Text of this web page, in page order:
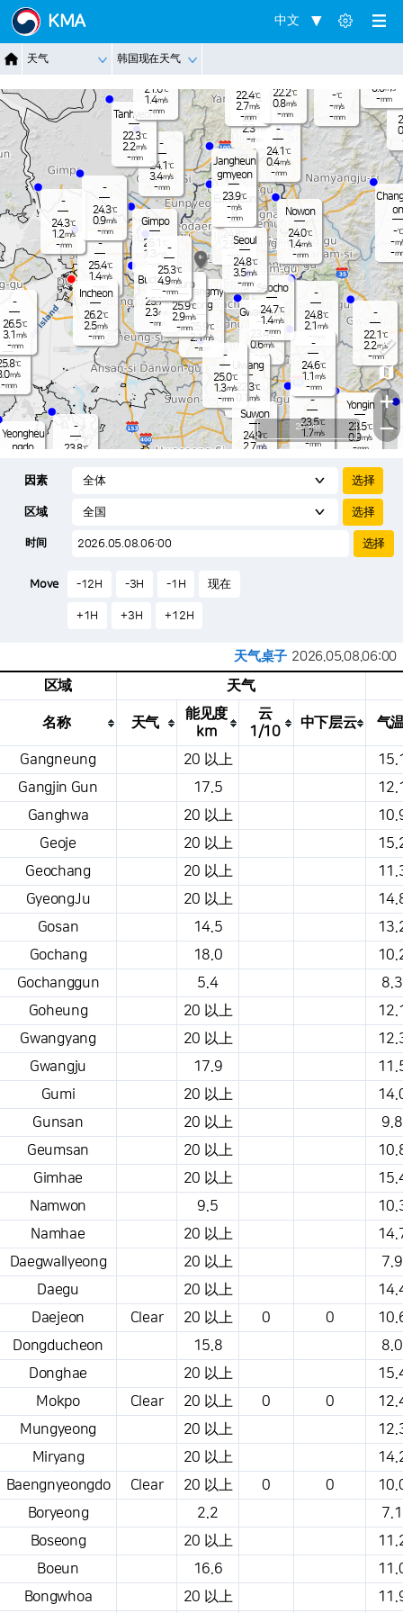
KMA 中文
天气 韩国现在天气
-
℃
m/s
-mm
Yeongheu
ngdo
m/s
Yangju
22.6
2.3m/s
-mm
Gwacheon
23.4℃
0.6m/s
-mm
Yongin
23.5℃
0.9m/s
-mm
-
22.1 ℃
2.2m/s
-mm
1.5m/s
-
23.8℃
-
25.4℃
1.4m/s
-mm
-
24.1 ℃
3.4m/s
-mm
Pocheon
-℃
-m/s
-mm
-
24.3℃
1.2m/s
-mm
on
-℃
-m/
-
Tanhyeon
22.3℃
2.2m/s
-mm
19.4
0.0m/s
-mm
Uiwang
22.3℃
0.1 m/s
-mm
Gimpo
25.1
1.3
-mm
Gwangmy
eong
25.9℃
2.1m/s
-mm
Bucheon
25.7℃
2.3m/s
-mm
-
24.3℃
0.9m/s
-mm
Guro
25.9℃
2.9m/s
-mm
Eunpyeon
g
24.8
2.5m/s
-mm
Nowon
24.0℃
1.4m/s
-mm
-
24.8℃
2.1 m/s
-mm
Seocho
24.7℃
1.4m/s
-mm
-
24.1 ℃
0.4m/s
-mm
-
23.5℃
1.7m/s
-mm
-
25.0℃
1.3m/s
-mm
-
24.6℃
1.1 m/s
-mm
Jangheun
gmyeon
23.9℃
-m/s
-mm
n
22.4℃
2.7m/s
-mm
21.4℃
1.3
-
-
26.5℃
3.1 m/s
-mm
-
25.3℃
4.9m/s
-mm
Suwon
24.9℃
2.7m/s
Incheon
26.2℃
2.5m/s
-mm
Seoul
24.8℃
3.5m/s
-mm
Paju
21.6℃
1.4m/s
-mm
22.2℃
0.8m/s
-mm
+
−
20 km
因素
区域
时间
Move -12H -3H -1H 现在
+1H +3H +12H
天气桌子 2026.05.08.06:00
这是一张气象条件表，显示地点、天气、温度、降水量、风压、气压等。
区域 天气
名称 天气
能见度
km
云
1/10
中下层云 气
Gangneung 20 以上
Gangjin Gun
17.5
Ganghwa
20 以上
Geoje
20 以上
Geochang
20 以上
GyeongJu
20 以上
Gosan
14.5
Gochang
18.0
Gochanggun
5.4
8.3
Goheung
20 以上
Gwangyang
20 以上
Gwangju
17.9
Gumi
20 以上
Gunsan
20 以上
9.8
Geumsan
20 以上
Gimhae
20 以上
Namwon
9.5
Namhae
20 以上
Daegwallyeong
20 以上
7.9
Daegu
20 以上
Daejeon
Clear 20 以上 0 0
Dongducheon
15.8
8.0
Donghae
20 以上
Mokpo
Clear 20 以上 0 0
Mungyeong
20 以上
Miryang
20 以上
Baengnyeongdo
Clear 20 以上 0 0
Boryeong
2.2
7.1
Boseong
20 以上
Boeun
16.6
Bongwhoa
20 以上